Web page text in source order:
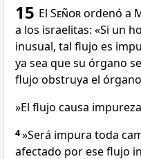
15 El Señorordenó a
a los israelitas: «Si un
inusual, tal flujo es
ya sea que su órgano
flujo obstruya el
»El flujo causa
4»Será impura toda
afectado por ese flujo